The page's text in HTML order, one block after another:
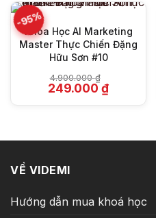
149.000 ₫.
-95%
Khóa Học AI Marketing
Master Thực Chiến Đặng
Hữu Sơn #10
4.900.000₫
Giá
gốc
249.000 ₫Giá
VỀ VIDEMI
Hướng dẫn mua khoá học